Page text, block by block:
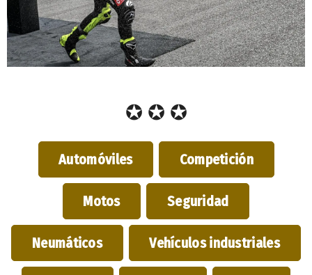
✪ ✪ ✪
Automóviles Competición
Motos Seguridad
Neumáticos Vehículos industriales